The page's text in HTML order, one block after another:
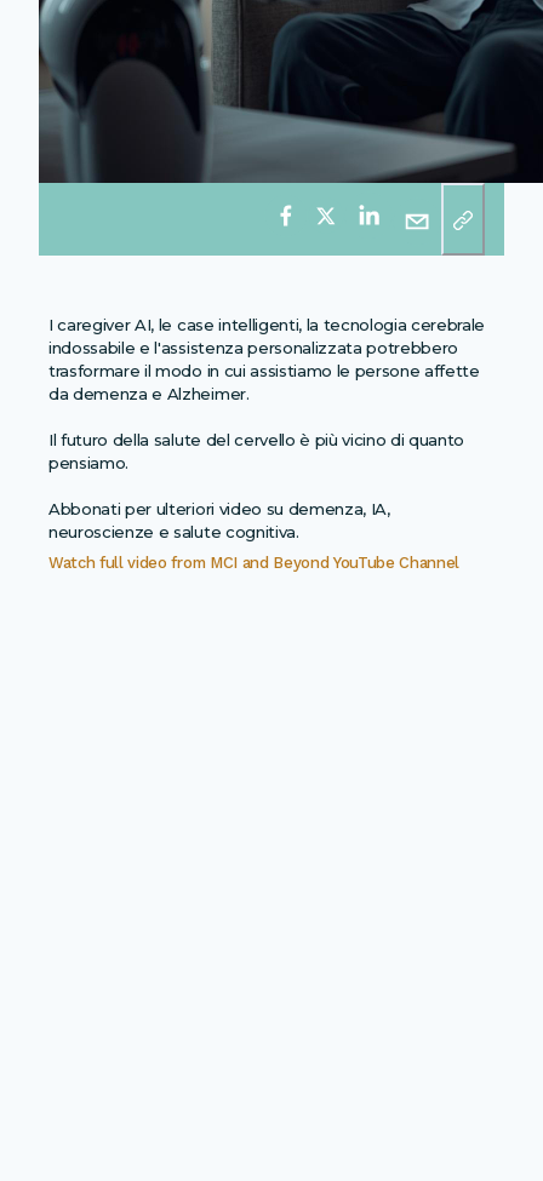
I caregiver AI, le case intelligenti, la tecnologia cerebrale
indossabile e l'assistenza personalizzata potrebbero
trasformare il modo in cui assistiamo le persone affette
da demenza e Alzheimer.
Il futuro della salute del cervello è più vicino di quanto
pensiamo.
Abbonati per ulteriori video su demenza, IA,
neuroscienze e salute cognitiva.
Watch full video from MCI and Beyond YouTube Channel